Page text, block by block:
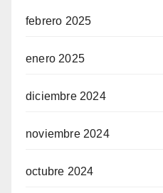
febrero 2025
enero 2025
diciembre 2024
noviembre 2024
octubre 2024